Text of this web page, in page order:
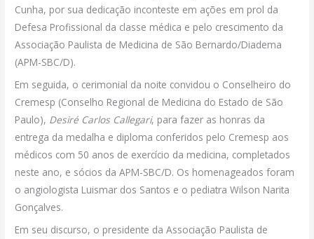
Cunha, por sua dedicação inconteste em ações em prol da
Defesa Profissional da classe médica e pelo crescimento da
Associação Paulista de Medicina de São Bernardo/Diadema
(APM-SBC/D).
Em seguida, o cerimonial da noite convidou o Conselheiro do
Cremesp (Conselho Regional de Medicina do Estado de São
Paulo), Desiré Carlos Callegari, para fazer as honras da
entrega da medalha e diploma conferidos pelo Cremesp aos
médicos com 50 anos de exercício da medicina, completados
neste ano, e sócios da APM-SBC/D. Os homenageados foram
o angiologista Luismar dos Santos e o pediatra Wilson Narita
Gonçalves.
Em seu discurso, o presidente da Associação Paulista de